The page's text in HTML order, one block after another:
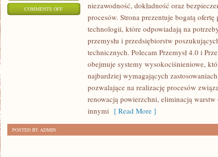
COMMENTS OFFON
CIEKAWOSTKI
niezawodność, dokładność oraz
procesów. Strona prezentuje bogatą ofertę
technologii, które odpowiadają na
przemysłu i przedsiębiorstw
technicznych. Polecam Przemysł 4.0 i
obejmuje systemy wysokociśnieniowe,
najbardziej wymagających
pozwalające na realizację procesów
renowacją powierzchni, eliminacją
innymi [ Read More ]
POSTED BY ADMIN